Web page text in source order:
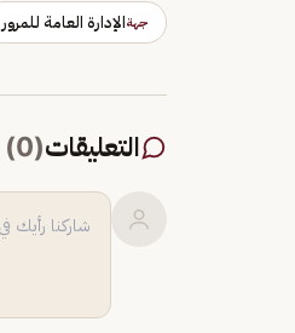
جهةالإدارة العامة للمرور
التعليقات(
0
)